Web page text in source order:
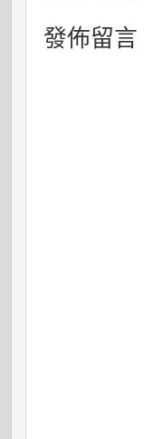
發佈留言